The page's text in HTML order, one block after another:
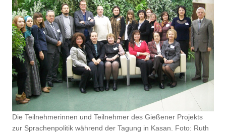
Die Teilnehmerinnen und Teilnehmer des Gießener Projekts
zur Sprachenpolitik während der Tagung in Kasan. Foto: Ruth